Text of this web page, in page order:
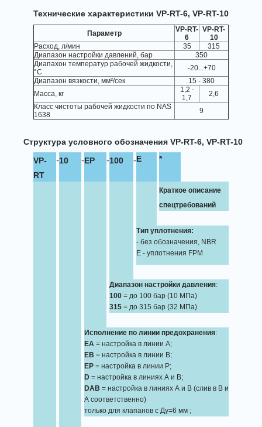
Технические характеристики VP-RT-6, VP-RT-10
Параметр
VP-RT-
6
VP-RT-
10
Расход, л/мин
35
315
Диапазон настройки давлений, бар
350
Диапахон температур рабочей жидкости,
°C
-20...+70
Диапазон вязкости, мм²/сек
15 - 380
Масса, кг
1,2 -
1,7
2,6
Класс чистоты рабочей жидкости по NAS
1638
9
Структура условного обозначения VP-RT-6, VP-RT-10
VP-
RT
-10 -EP -100 -E *
Краткое описание
спецтребований
Тип уплотнения:
- без обозначения, NBR
Е - уплотнения FPM
Диапазон настройки давления:
100 = до 100 бар (10 МПа)
315 = до 315 бар (32 МПа)
Исполнение по линии предохранения:
EA = настройка в линии А;
EB = настройка в линии В;
EP = настройка в линии Р;
D = настройка в линиях А и В;
DAB = настройка в линиях А и В (слив в В и
А соответственно)
только для клапанов с Ду=6 мм ;